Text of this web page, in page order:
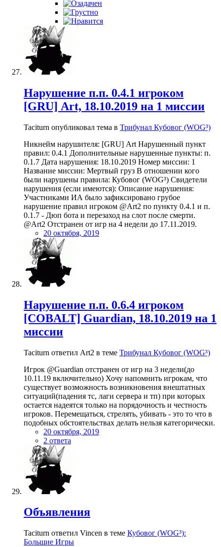
Нарушение п.п. 0.4.1 игроком
[GRU] Art, 18.10.2019 на 1 миссии
Taciturn опубликовал тема в Трибунал Кубовог (WOG³)
Никнейм нарушителя: [GRU] Art Нарушенный пункт
правил: 0.4.1 Дополнительные нарушенные пункты: п.
0.1.7 Дата нарушения: 18.10.2019 Номер миссии: 1
Название миссии: Мертвый груз В отношении кого
были нарушены правила: Кубовог (WOG³) Свидетели
нарушения (если имеются): Описание нарушения:
Участниками ИА было зафиксировано грубое
нарушение правил игроком @Art2 по пункту 0.4.1 и п.
0.1.7 - Дюп бота и перезаход на слот после смерти.
@Art2 Отстранен от игр на 4 недели до 17.11.2019.
20 октября, 2019
Нарушение п.п. 0.6.4 игроком
[COBALT] Guardian, 18.10.2019 на 1
миссии
Taciturn ответил Art2 в теме Трибунал Кубовог (WOG³)
Игрок @Guardian отстранен от игр на 3 недели(до
10.11.19 включительно) Хочу напомнить игрокам, что
существует возможность возникновения внештатных
ситуаций(падения тс, лаги сервера и тп) при которых
остается надеятся только на порядочность и честность
игроков. Перемещаться, стрелять, убивать - это то что в
подобных обстоятельствах делать нельзя категорически.
20 октября, 2019
2 ответа
Объявления
Taciturn ответил Vincen в теме Кубовог (WOG³):
Большие Игры